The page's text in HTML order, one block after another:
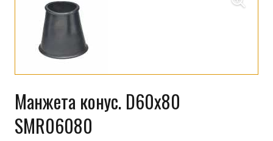
Манжета конус. D60х80
SMR06080